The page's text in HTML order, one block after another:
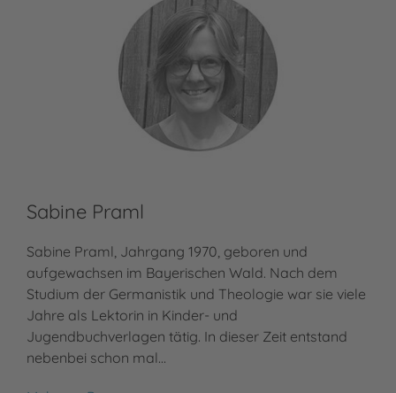
Sabine Praml
Sabine Praml, Jahrgang 1970, geboren und
aufgewachsen im Bayerischen Wald. Nach dem
Studium der Germanistik und Theologie war sie viele
Jahre als Lektorin in Kinder- und
Jugendbuchverlagen tätig. In dieser Zeit entstand
nebenbei schon mal…